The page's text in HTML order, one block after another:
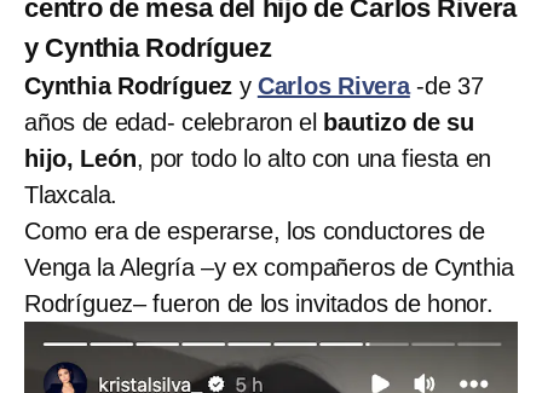
centro de mesa del hijo de Carlos Rivera
y Cynthia Rodríguez
Cynthia Rodríguez y Carlos Rivera-de 37
años de edad- celebraron el bautizo de su
hijo, León, por todo lo alto con una fiesta en
Tlaxcala.
Como era de esperarse, los conductores de
Venga la Alegría –y ex compañeros de Cynthia
Rodríguez– fueron de los invitados de honor.